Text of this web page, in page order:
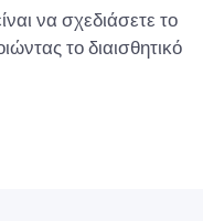
να σχεδιάσετε το
το διαισθητικό